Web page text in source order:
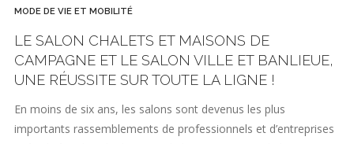
MODE DE VIE ET MOBILITÉ
LE SALON CHALETS ET MAISONS DE
CAMPAGNE ET LE SALON VILLE ET BANLIEUE,
UNE RÉUSSITE SUR TOUTE LA LIGNE !
En moins de six ans, les salons sont devenus les plus
importants rassemblements de professionnels et d’entreprises